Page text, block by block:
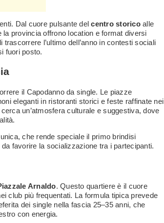
Dal cuore pulsante delcentro storicoalle
provincia offrono location e format diversi
l’ultimo dell’anno in contesti sociali
fuori posto.
il Capodanno da single. Le piazze
eleganti in ristoranti storici e feste raffinate nei
un’atmosfera culturale e suggestiva, dove
che rende speciale il primo brindisi
favorire la socializzazione tra i partecipanti.
Arnaldo. Questo quartiere è il cuore
club più frequentati. La formula tipica prevede
dei single nella fascia 25–35 anni, che
con energia.